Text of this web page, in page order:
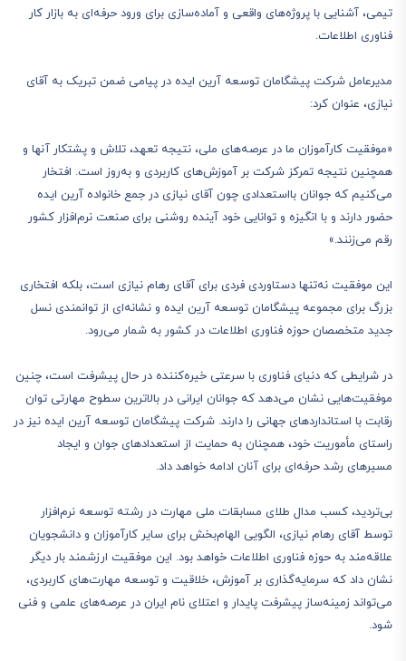
تیمی، آشنایی با پروژه‌های واقعی و آماده‌سازی برای ورود حرفه‌ای به بازار کار
فناوری اطلاعات.
مدیرعامل شرکت پیشگامان توسعه آرین ایده در پیامی ضمن تبریک به آقای
نیازی، عنوان کرد:
«موفقیت کارآموزان ما در عرصه‌های ملی، نتیجه تعهد، تلاش و پشتکار آنها و
همچنین نتیجه تمرکز شرکت بر آموزش‌های کاربردی و به‌روز است. افتخار
می‌کنیم که جوانان بااستعدادی چون آقای نیازی در جمع خانواده آرین ایده
حضور دارند و با انگیزه و توانایی خود آینده روشنی برای صنعت نرم‌افزار کشور
رقم می‌زنند.»
این موفقیت نه‌تنها دستاوردی فردی برای آقای رهام نیازی است، بلکه افتخاری
بزرگ برای مجموعه پیشگامان توسعه آرین ایده و نشانه‌ای از توانمندی نسل
جدید متخصصان حوزه فناوری اطلاعات در کشور به شمار می‌رود.
در شرایطی که دنیای فناوری با سرعتی خیره‌کننده در حال پیشرفت است، چنین
موفقیت‌هایی نشان می‌دهد که جوانان ایرانی در بالاترین سطوح مهارتی توان
رقابت با استانداردهای جهانی را دارند. شرکت پیشگامان توسعه آرین ایده نیز در
راستای مأموریت خود، همچنان به حمایت از استعدادهای جوان و ایجاد
مسیرهای رشد حرفه‌ای برای آنان ادامه خواهد داد.
بی‌تردید، کسب مدال طلای مسابقات ملی مهارت در رشته توسعه نرم‌افزار
توسط آقای رهام نیازی، الگویی الهام‌بخش برای سایر کارآموزان و دانشجویان
علاقه‌مند به حوزه فناوری اطلاعات خواهد بود. این موفقیت ارزشمند بار دیگر
نشان داد که سرمایه‌گذاری بر آموزش، خلاقیت و توسعه مهارت‌های کاربردی،
می‌تواند زمینه‌ساز پیشرفت پایدار و اعتلای نام ایران در عرصه‌های علمی و فنی
شود.